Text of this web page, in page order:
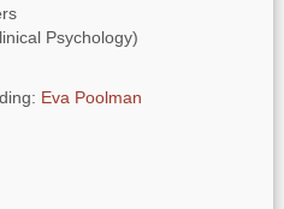
Psychology)
Eva Poolman